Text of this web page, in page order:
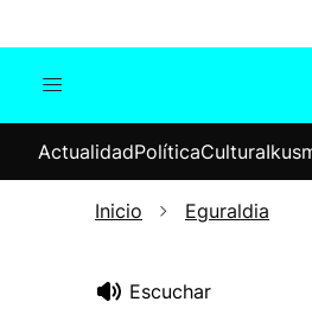
Internacional
ActualidadPolíticaCultura
Inicio Eguraldia
Escuchar